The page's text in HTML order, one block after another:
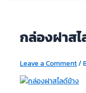
กล่องฝาส
Leave a Comment/